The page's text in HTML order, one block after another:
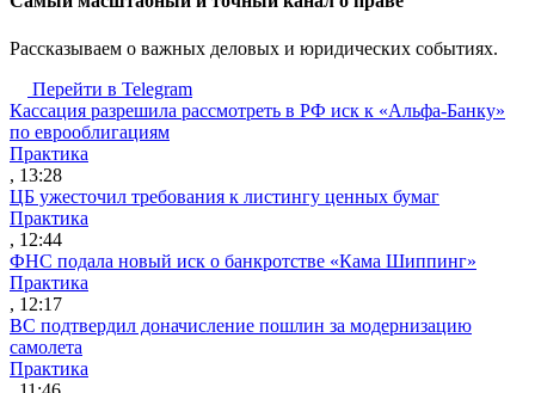
Рассказываем о важных деловых и юридических событиях.
Перейти в Telegram
Кассация разрешила рассмотреть в РФ иск к «Альфа-Банку»
по еврооблигациям
Практика
, 13:28
ЦБ ужесточил требования к листингу ценных бумаг
Практика
, 12:44
ФНС подала новый иск о банкротстве «Кама Шиппинг»
Практика
, 12:17
ВС подтвердил доначисление пошлин за модернизацию
самолета
Практика